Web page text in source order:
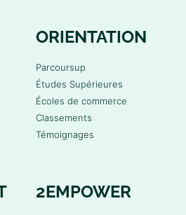
ORIENTATION
Parcoursup
Études Supérieures
Écoles de commerce
Classements
Témoignages
2EMPOWER